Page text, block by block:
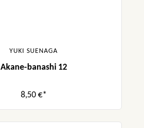
YUKI SUENAGA
Akane-banashi 12
8,50 €*